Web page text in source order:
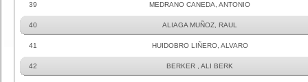
39 MEDRANO CANEDA, ANTONIO
40 ALIAGA MUÑOZ, RAUL
41 HUIDOBRO LIÑERO, ALVARO
42 BERKER , ALI BERK